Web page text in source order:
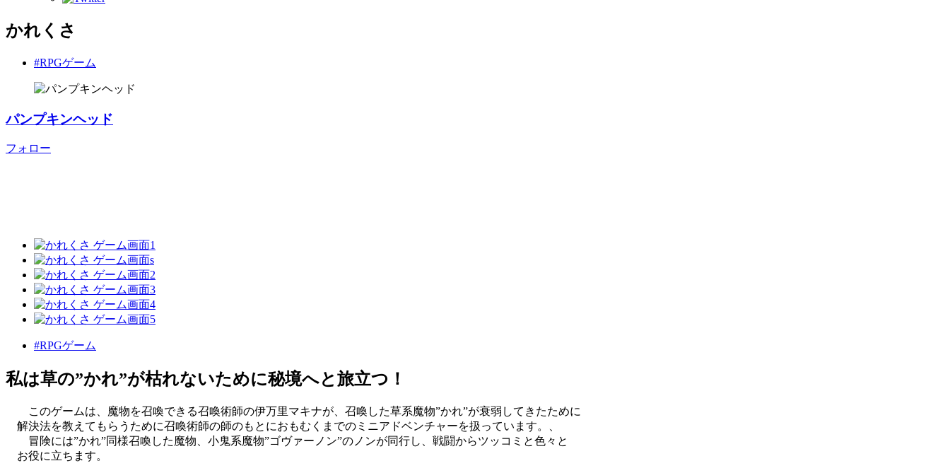
かれくさ
#RPGゲーム
パンプキンヘッド
フォロー
#RPGゲーム
私は草の”かれ”が枯れないために秘境へと旅立つ！
このゲームは、魔物を召喚できる召喚術師の伊万里マキナが、召喚した草系魔物”かれ”が衰弱してきたために
解決法を教えてもらうために召喚術師の師のもとにおもむくまでのミニアドベンチャーを扱っています。、
冒険には”かれ”同様召喚した魔物、小鬼系魔物”ゴヴァーノン”のノンが同行し、戦闘からツッコミと色々と
お役に立ちます。